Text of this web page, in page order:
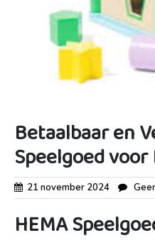
Betaalbaar en
Speelgoed voor
21 november 2024
HEMA